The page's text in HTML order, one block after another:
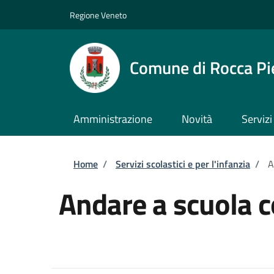
Regione Veneto
Comune di Rocca
Amministrazione Novità Servizi
Briciole di pane
Home / Servizi scolastici e per l'infanzia /
Andare a scuola